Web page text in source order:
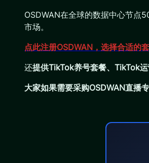
OSDWAN在全球的数据中心节点
市场。
点此注册OSDWAN，选择合适的
还提供TikTok养号套餐、TikTok
大家如果需要采购OSDWAN直播